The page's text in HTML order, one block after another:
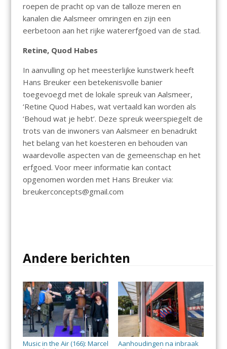
roepen de pracht op van de talloze meren en
kanalen die Aalsmeer omringen en zijn een
eerbetoon aan het rijke watererfgoed van de stad.
Retine, Quod Habes
In aanvulling op het meesterlijke kunstwerk heeft
Hans Breuker een betekenisvolle banier
toegevoegd met de lokale spreuk van Aalsmeer,
‘Retine Quod Habes, wat vertaald kan worden als
‘Behoud wat je hebt’. Deze spreuk weerspiegelt de
trots van de inwoners van Aalsmeer en benadrukt
het belang van het koesteren en behouden van
waardevolle aspecten van de gemeenschap en het
erfgoed. Voor meer informatie kan contact
opgenomen worden met Hans Breuker via:
breukerconcepts@gmail.com
Andere berichten
Music in the Air (166): Marcel
Aanhoudingen na inbraak